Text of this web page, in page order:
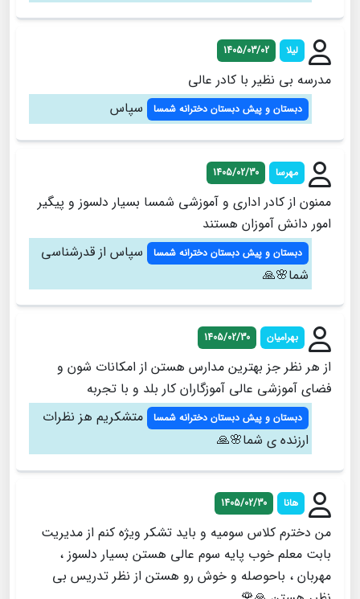
لیلا 1405/03/02
مدرسه بی نظیر با کادر عالی
دبستان و پیش دبستان دخترانه شمسا سپاس
مهرسا 1405/02/30
ممنون از کادر اداری و آموزشی شمسا بسیار دلسوز و پیگیر
امور دانش آموزان هستند
دبستان و پیش دبستان دخترانه شمسا
سپاس از قدرشناسی
شما🌸🙏
بهرامیان 1405/02/30
از هر نظر جز بهترین مدارس هستن از امکانات شون و
فضای آموزشی عالی آموزگاران کار بلد و با تجربه
دبستان و پیش دبستان دخترانه شمسا
متشکریم هز نظرات
ارزنده ی شما🌸🙏
هانا 1405/02/30
من دخترم کلاس سومیه و باید تشکر ویژه کنم از مدیریت
بابت معلم خوب پایه سوم عالی هستن بسیار دلسوز ،
مهربان ، باحوصله و خوش رو هستن از نظر تدریس بی